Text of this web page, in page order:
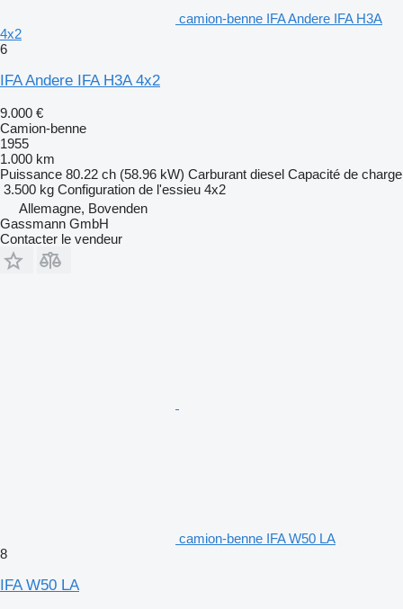
camion-benne IFA Andere IFA H3A
4x2
6
IFA Andere IFA H3A 4x2
9.000 €
Camion-benne
1955
1.000 km
Puissance 80.22 ch (58.96 kW) Carburant diesel Capacité de charge
3.500 kg Configuration de l'essieu 4x2
Allemagne, Bovenden
Gassmann GmbH
Contacter le vendeur
camion-benne IFA W50 LA
8
IFA W50 LA